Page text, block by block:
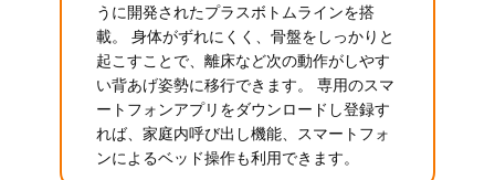
うに開発されたプラスボトムラインを搭
載。 身体がずれにくく、骨盤をしっかりと
起こすことで、離床など次の動作がしやす
い背あげ姿勢に移行できます。 専用のスマ
ートフォンアプリをダウンロードし登録す
れば、家庭内呼び出し機能、スマートフォ
ンによるベッド操作も利用できます。